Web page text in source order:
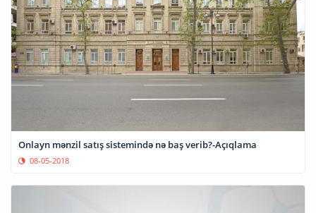
Onlayn mənzil satış sistemində nə baş verib?-Açıqlama
08-05-2018